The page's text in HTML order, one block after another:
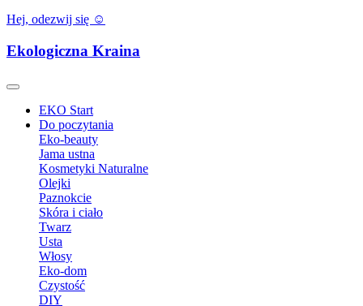
Hej, odezwij się ☺️
Ekologiczna Kraina
EKO Start
Do poczytania
Eko-beauty
Jama ustna
Kosmetyki Naturalne
Olejki
Paznokcie
Skóra i ciało
Twarz
Usta
Włosy
Eko-dom
Czystość
DIY